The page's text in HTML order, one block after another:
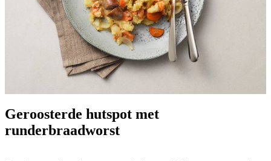
Geroosterde hutspot met
runderbraadworst